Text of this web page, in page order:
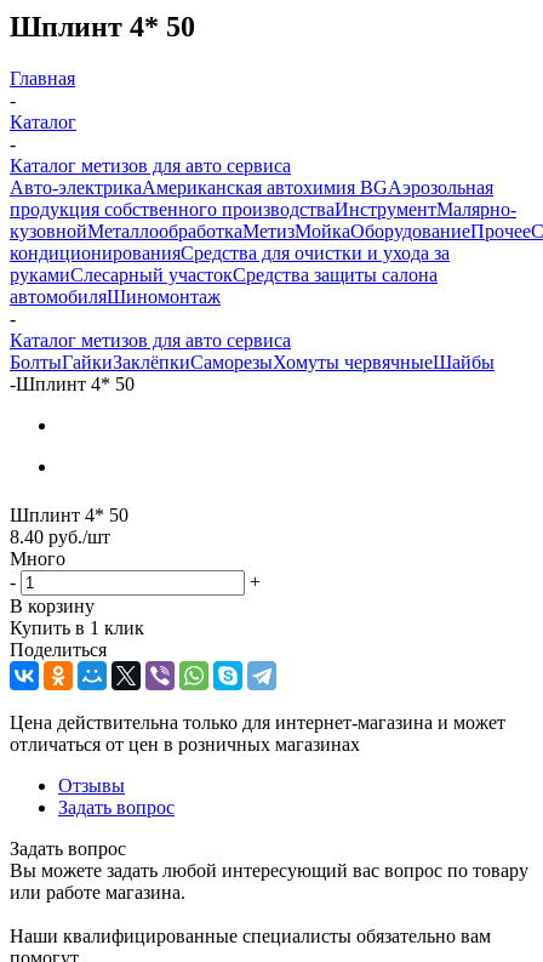
Шплинт 4* 50
Главная
-
Каталог
-
Каталог метизов для авто сервиса
Авто-электрикаАмериканская автохимия BGАэрозольная
продукция собственного производстваИнструментМалярно-
кузовнойМеталлообработкаМетизМойкаОборудованиеПрочее
кондиционированияСредства для очистки и ухода за
рукамиСлесарный участокСредства защиты салона
автомобиляШиномонтаж
-
Каталог метизов для авто сервиса
БолтыГайкиЗаклёпкиСаморезыХомуты червячныеШайбы
-Шплинт 4* 50
Шплинт 4* 50
8.40 руб./шт
Много
-
+
В корзину
Купить в 1 клик
Поделиться
Цена действительна только для интернет-магазина и может
отличаться от цен в розничных магазинах
Отзывы
Задать вопрос
Задать вопрос
Вы можете задать любой интересующий вас вопрос по товару
или работе магазина.
Наши квалифицированные специалисты обязательно вам
помогут.